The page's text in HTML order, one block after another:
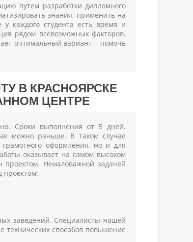
путем разработки дипломного
знания, применить на
каждого студента есть время и
рядом всевозможных факторов.
оптимальный вариант – помочь
В КРАСНОЯРСКЕ
ЦЕНТРЕ
Сроки выполнения от 5 дней.
можно раньше. В таком случае
оформления, но и для
оказывает на самом высоком
Немаловажной задачей
проектом:
заведений. Специалисты нашей
технических способов повышение